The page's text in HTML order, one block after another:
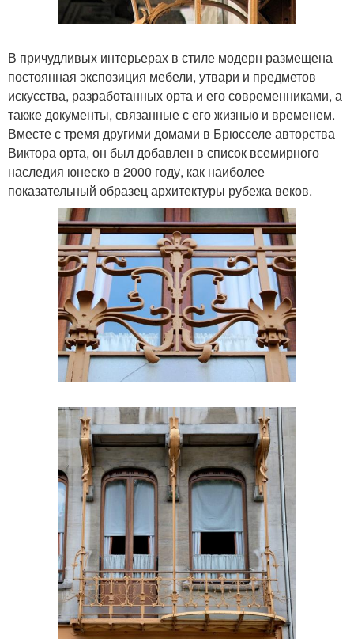
В причудливых интерьерах в стиле модерн размещена
постоянная экспозиция мебели, утвари и предметов
искусства, разработанных орта и его современниками, а
также документы, связанные с его жизнью и временем.
Вместе с тремя другими домами в Брюсселе авторства
Виктора орта, он был добавлен в список всемирного
наследия юнеско в 2000 году, как наиболее
показательный образец архитектуры рубежа веков.